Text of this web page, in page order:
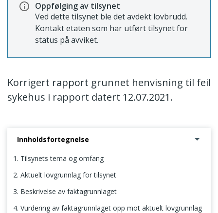
Oppfølging av tilsynet
Ved dette tilsynet ble det avdekt lovbrudd.
Kontakt etaten som har utført tilsynet for
status på avviket.
Korrigert rapport grunnet henvisning til feil
sykehus i rapport datert 12.07.2021.
Innholdsfortegnelse
1. Tilsynets tema og omfang
2. Aktuelt lovgrunnlag for tilsynet
3. Beskrivelse av faktagrunnlaget
4. Vurdering av faktagrunnlaget opp mot aktuelt lovgrunnlag